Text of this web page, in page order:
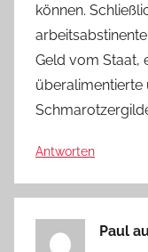
können.
Geld vom Staat,
überalimentierte
Antworten
Paul